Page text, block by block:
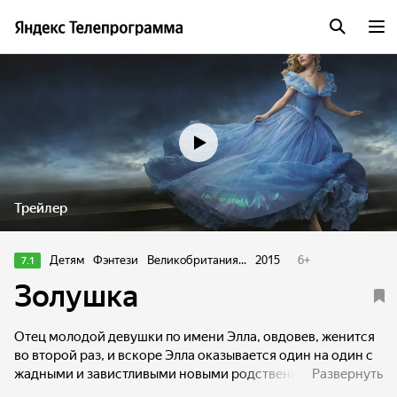
Трейлер
7.1 Детям Фэнтези Великобритания... 2015 6+
Золушка
Отец молодой девушки по имени Элла, овдовев, женится
во второй раз, и вскоре Элла оказывается один на один с
жадными и завистливыми новыми родственницами –
Развернуть